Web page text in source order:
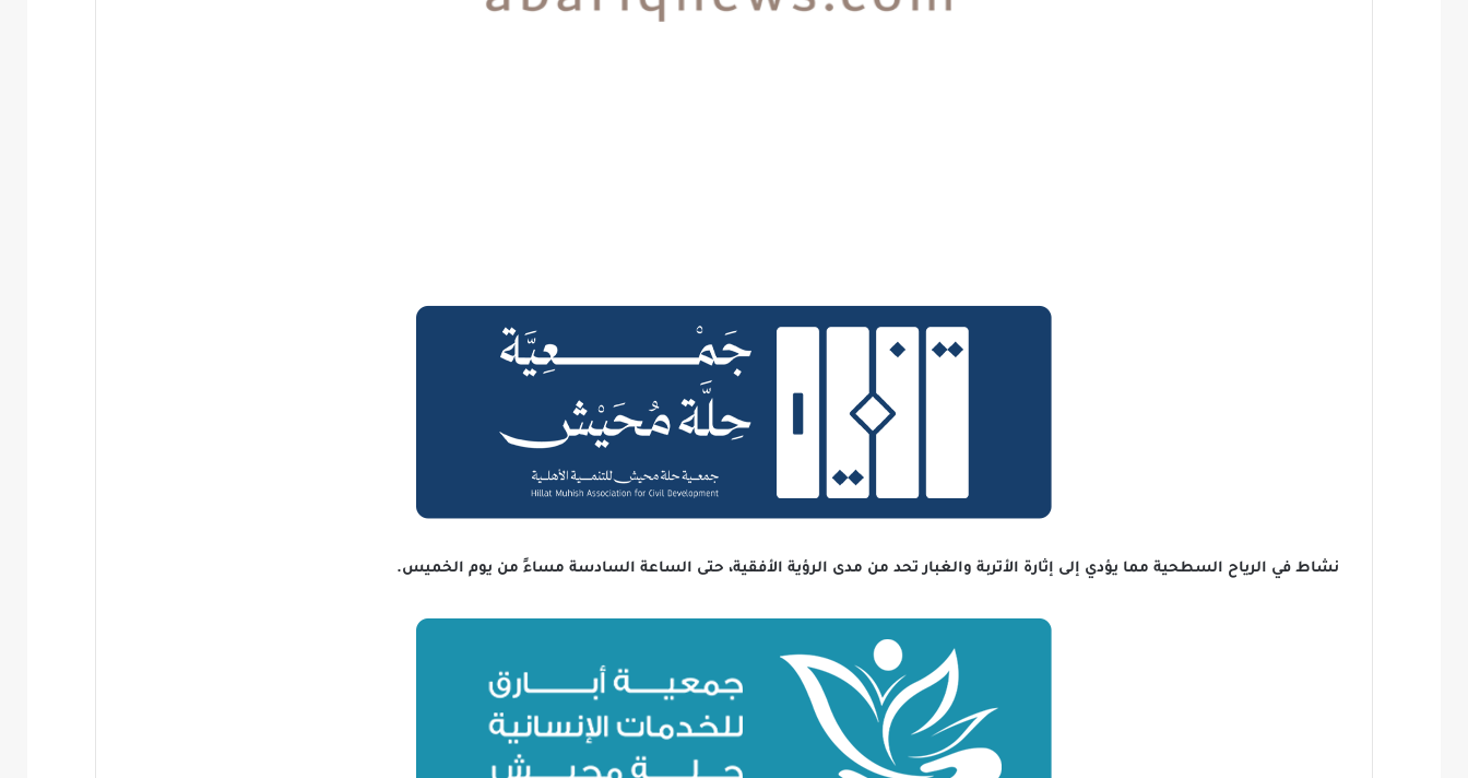
نشاط في الرياح السطحية مما يؤدي إلى إثارة الأتربة والغبار تحد من مدى الرؤية الأفقية، حتى الساعة السادسة مساءً من يوم الخميس.